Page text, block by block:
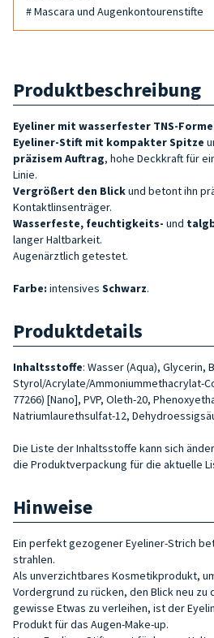
# Mascara und Augenkontourenstifte
Produktbeschreibung
Eyeliner mit wasserfester TNS-
Eyeliner-Stift mit kompakter Spitze
präzisem Auftrag, hohe Deckkraft für
Linie.
Vergrößert den Blickund betont ihn
Kontaktlinsenträger.
Wasserfeste, feuchtigkeits- und
langer Haltbarkeit.
Augenärztlich getestet.
Farbe: intensives Schwarz.
Produktdetails
Inhaltsstoffe: Wasser (Aqua), Glycerin,
Styrol/Acrylate/Ammoniummethacrylat-
77266) [Nano], PVP, Oleth-20,
Natriumlaurethsulfat-12,
Die Liste der Inhaltsstoffe kann sich
die Produktverpackung für die aktuelle
Hinweise
Ein perfekt gezogener Eyeliner-Strich
strahlen.
Als unverzichtbares Kosmetikprodukt,
Vordergrund zu rücken, den Blick neu zu
gewisse Etwas zu verleihen, ist der
Produkt für das Augen-Make-up.